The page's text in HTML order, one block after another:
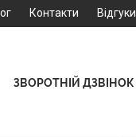
Контакти Відгуки
ЗВОРОТНІЙ ДЗВІНОК